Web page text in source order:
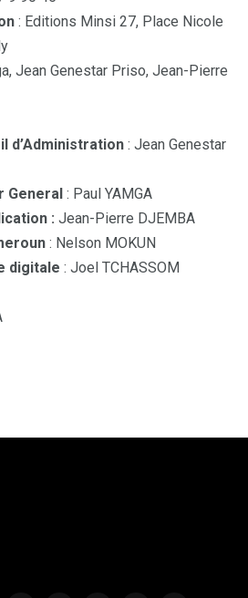
: Editions Minsi 27, Place Nicole
Jean Genestar Priso, Jean-Pierre
d’Administration : Jean Genestar
General : Paul YAMGA
: Jean-Pierre DJEMBA
: Nelson MOKUN
digitale : Joel TCHASSOM